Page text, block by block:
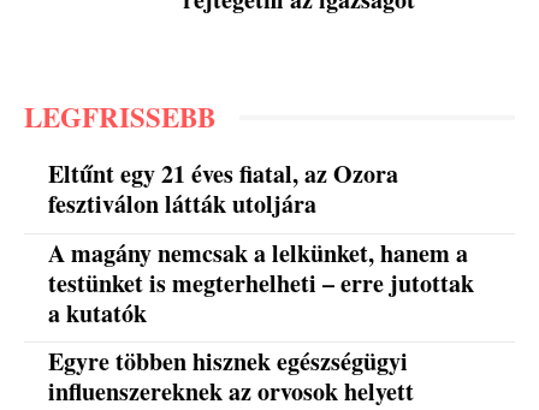
LEGFRISSEBB
Eltűnt egy 21 éves fiatal, az Ozora
fesztiválon látták utoljára
A magány nemcsak a lelkünket, hanem a
testünket is megterhelheti – erre jutottak
a kutatók
Egyre többen hisznek egészségügyi
influenszereknek az orvosok helyett